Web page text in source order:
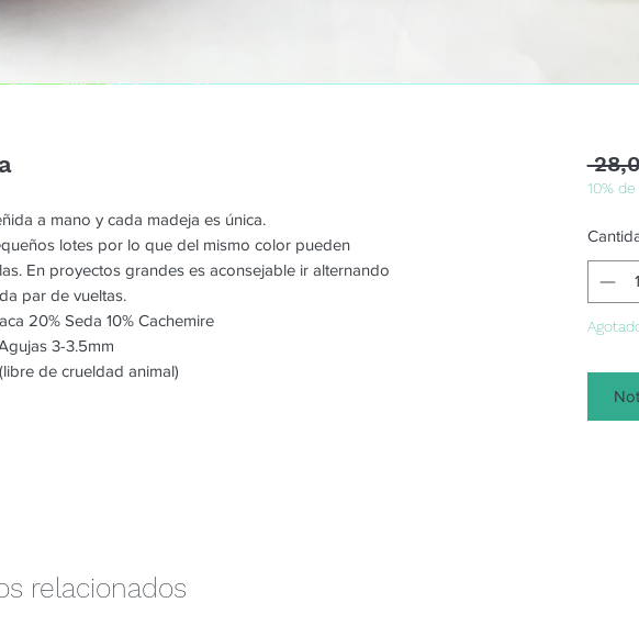
a mano y cada madeja es única.
lotes por lo que del mismo color pueden
En proyectos grandes es aconsejable ir alternando
par de vueltas.
20% Seda 10% Cachemire
3-3.5mm
de crueldad animal)
10%
relacionados